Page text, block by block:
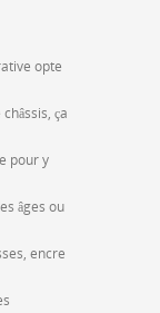
opte
ça
pour y
âges ou
encre